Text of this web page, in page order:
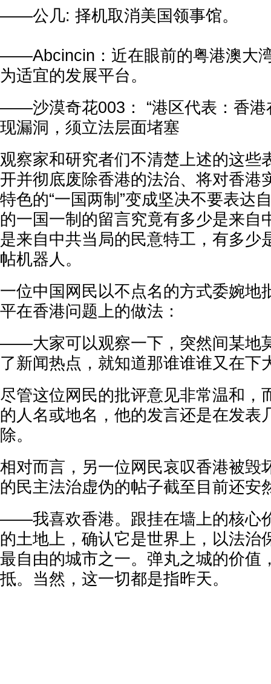
——公几: 择机取消美国领事馆。
——Abcincin：近在眼前的粤港澳大
为适宜的发展平台。
——沙漠奇花003： “港区代表：香港
现漏洞，须立法层面堵塞
观察家和研究者们不清楚上述的这些
开并彻底废除香港的法治、将对香港
特色的“一国两制”变成坚决不要表达
的一国一制的留言究竟有多少是来自
是来自中共当局的民意特工，有多少
帖机器人。
一位中国网民以不点名的方式委婉地
平在香港问题上的做法：
——大家可以观察一下，突然间某地
了新闻热点，就知道那谁谁谁又在下
尽管这位网民的批评意见非常温和，
的人名或地名，他的发言还是在发表
除。
相对而言，另一位网民哀叹香港被毁
的民主法治虚伪的帖子截至目前还安
——我喜欢香港。跟挂在墙上的核心
的土地上，确认它是世界上，以法治
最自由的城市之一。弹丸之城的价值
抵。当然，这一切都是指昨天。